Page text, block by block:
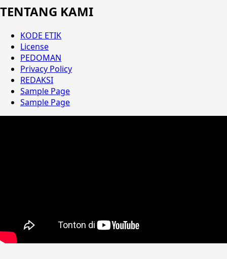
TENTANG KAMI
KODE ETIK
License
PEDOMAN
Privacy Policy
REDAKSI
Sample Page
Sample Page